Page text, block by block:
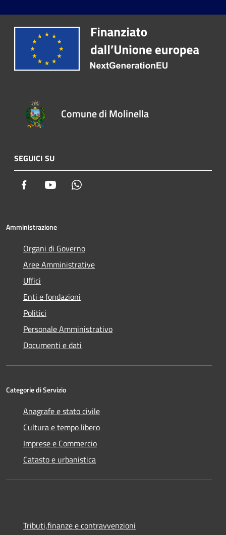
Comune di Molinella
SEGUICI SU
Facebook Youtube
Amministrazione
Organi di Governo
Aree Amministrative
Uffici
Enti e fondazioni
Politici
Personale Amministrativo
Documenti e dati
Categorie di Servizio
Anagrafe e stato civile
Cultura e tempo libero
Imprese e Commercio
Catasto e urbanistica
Tributi,finanze e contravvenzioni